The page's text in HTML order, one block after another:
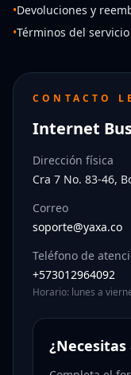
•Devoluciones y
•Términos del servicio
CONTACTO
Internet
Dirección física
Cra 7 No. 83-46,
Correo
soporte@yaxa.co
Teléfono de
+573012964092
Horario: lunes a
¿Necesitas